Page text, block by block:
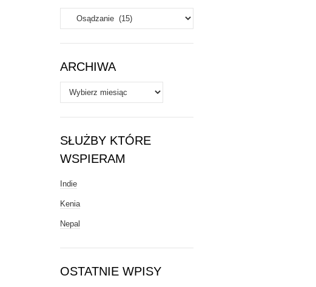
Autorzy
/
Tematy
ARCHIWA
Archiwa
SŁUŻBY KTÓRE
WSPIERAM
Indie
Kenia
Nepal
OSTATNIE WPISY